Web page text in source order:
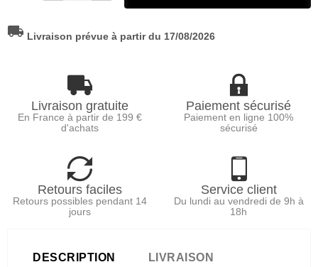
local_shipping Livraison prévue à partir du 17/08/2026
Livraison gratuite
En France à partir de 199 €
d'achats
Paiement sécurisé
Paiement en ligne 100%
sécurisé
Retours faciles
Retours possibles pendant 14
jours
Service client
Du lundi au vendredi de 9h à
18h
DESCRIPTION LIVRAISON